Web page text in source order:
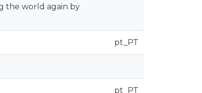
the world again by
pt_PT
pt_PT